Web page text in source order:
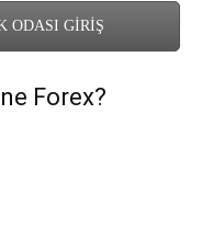
ODASI GİRİŞ
Forex?